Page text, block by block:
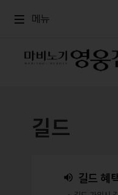
메뉴
길드
길드 혜